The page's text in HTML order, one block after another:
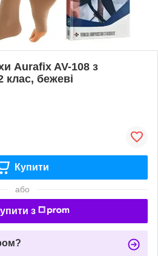
Aurafix AV-108 з
клас, бежеві
Купити
або
з